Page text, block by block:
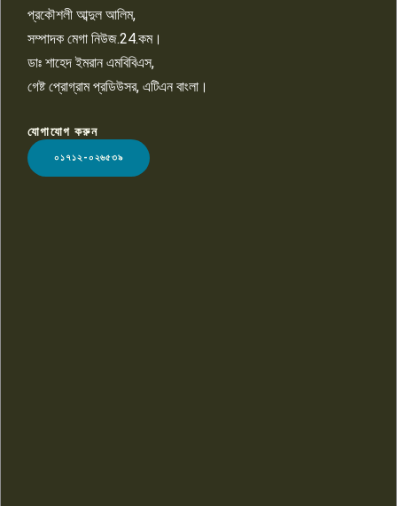
LOGO
প্রকৌশলী আব্দুল আলিম,
সম্পাদক মেগা নিউজ.24.কম।
ডাঃ শাহেদ ইমরান এমবিবিএস,
গেষ্ট প্রোগ্রাম প্রডিউসর, এটিএন বাংলা।
যোগাযোগ করুন
০১৭১২-০২৬৫৩৯